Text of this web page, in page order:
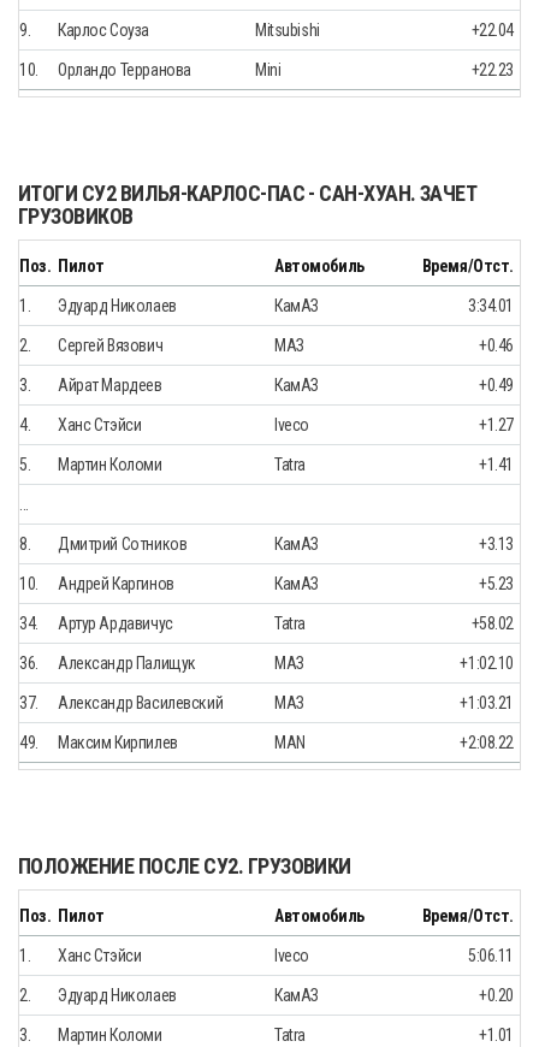
9. Карлос Соуза Mitsubishi +22.04
10. Орландо Терранова Mini +22.23
ИТОГИ СУ2 ВИЛЬЯ-КАРЛОС-ПАС - САН-ХУАН. ЗАЧЕТ
ГРУЗОВИКОВ
Поз. Пилот Автомобиль Время/Отст.
1. Эдуард Николаев КамАЗ 3:34.01
2. Сергей Вязович МАЗ +0.46
3. Айрат Мардеев КамАЗ +0.49
4. Ханс Стэйси Iveco +1.27
5. Мартин Коломи Tatra +1.41
8. Дмитрий Сотников КамАЗ +3.13
10. Андрей Каргинов КамАЗ +5.23
34. Артур Ардавичус Tatra +58.02
36. Александр Палищук МАЗ +1:02.10
37. Александр Василевский МАЗ +1:03.21
49. Максим Кирпилев MAN +2:08.22
ПОЛОЖЕНИЕ ПОСЛЕ СУ2. ГРУЗОВИКИ
Поз. Пилот Автомобиль Время/Отст.
1. Ханс Стэйси Iveco 5:06.11
2. Эдуард Николаев КамАЗ +0.20
3. Мартин Коломи Tatra +1.01